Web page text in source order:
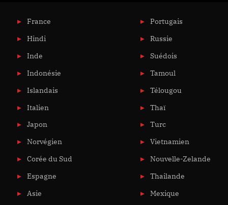
France
Hindi
Inde
Indonésie
Islandais
Italien
Japon
Norvégien
Corée du Sud
Espagne
Asie
Portugais
Russie
Suédois
Tamoul
Télougou
Thaï
Turc
Vietnamien
Nouvelle-Zelande
Thailande
Mexique